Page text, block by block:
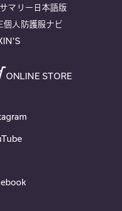
マリー日本語版
個人防護服ナビ
ONLINE STORE